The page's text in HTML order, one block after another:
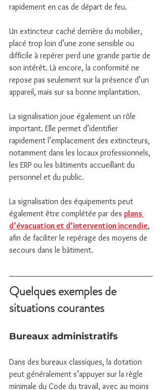
rapidement en cas de départ de feu.
Un extincteur caché derrière du mobilier,
placé trop loin d’une zone sensible ou
difficile à repérer perd une grande partie de
son intérêt. Là encore, la conformité ne
repose pas seulement sur la présence d’un
appareil, mais sur sa bonne implantation.
La signalisation joue également un rôle
important. Elle permet d’identifier
rapidement l’emplacement des extincteurs,
notamment dans les locaux professionnels,
les ERP ou les bâtiments accueillant du
personnel et du public.
La signalisation des équipements peut
également être complétée par des plans
d’évacuation et d’intervention incendie,
afin de faciliter le repérage des moyens de
secours dans le bâtiment.
Quelques exemples de
situations courantes
Bureaux administratifs
Dans des bureaux classiques, la dotation
peut généralement s’appuyer sur la règle
minimale du Code du travail, avec au moins